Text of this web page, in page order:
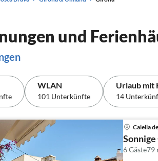
und
WLAN
101 Unterkünfte
Urlaub mit
14
Calella
6 Gäste79